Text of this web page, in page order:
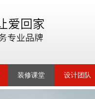
装修课堂 设计团队